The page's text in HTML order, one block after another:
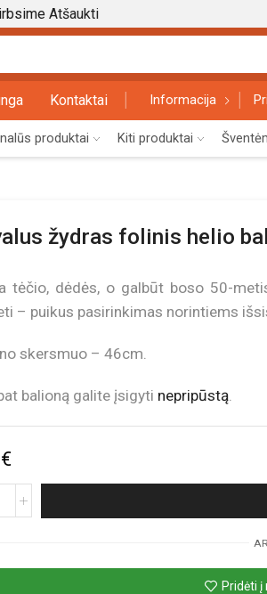
Atšaukti
input
Kontaktai Informacija
produktai Kiti produktai
žydras folinis helio
tėčio, dėdės, o galbūt boso 50-
– puikus pasirinkimas norintiems
skersmuo – 46cm.
balioną galite įsigyti nepripūstą.
€
Pridėti į